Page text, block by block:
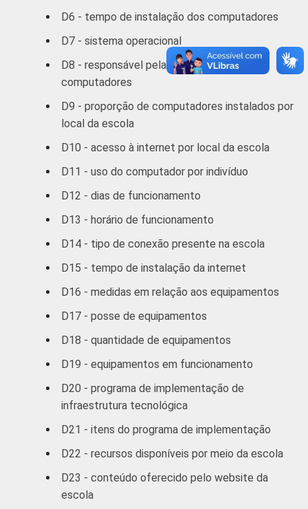
D6 - tempo de instalação dos computadores
D7 - sistema operacional
D8 - responsável pela manutenção dos
computadores
D9 - proporção de computadores instalados por
local da escola
D10 - acesso à internet por local da escola
D11 - uso do computador por indivíduo
D12 - dias de funcionamento
D13 - horário de funcionamento
D14 - tipo de conexão presente na escola
D15 - tempo de instalação da internet
D16 - medidas em relação aos equipamentos
D17 - posse de equipamentos
D18 - quantidade de equipamentos
D19 - equipamentos em funcionamento
D20 - programa de implementação de
infraestrutura tecnológica
D21 - itens do programa de implementação
D22 - recursos disponíveis por meio da escola
D23 - conteúdo oferecido pelo website da
escola